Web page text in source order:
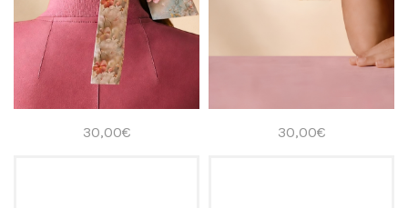
30,00€ 30,00€